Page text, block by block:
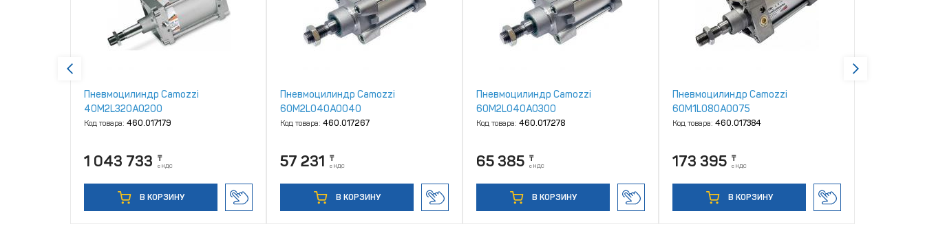
Пневмоцилиндр Camozzi
40M2L320A0200
Код товара: 460.017179
1 043 733 ₸
с НДС
В КОРЗИНУ
Пневмоцилиндр Camozzi
60M2L040A0040
Код товара: 460.017267
57 231 ₸
с НДС
В КОРЗИНУ
Пневмоцилиндр Camozzi
60M2L040A0300
Код товара: 460.017278
65 385 ₸
с НДС
В КОРЗИНУ
Пневмоцилиндр Camozzi
60M1L080A0075
Код товара: 460.017384
173 395 ₸
с НДС
В КОРЗИНУ